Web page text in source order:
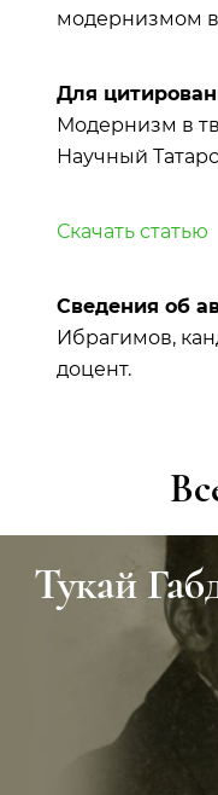
модернизмом в
Для
Модернизм в
Научный
Скачать статью
Сведения об
Ибрагимов,
доцент.
Тукай